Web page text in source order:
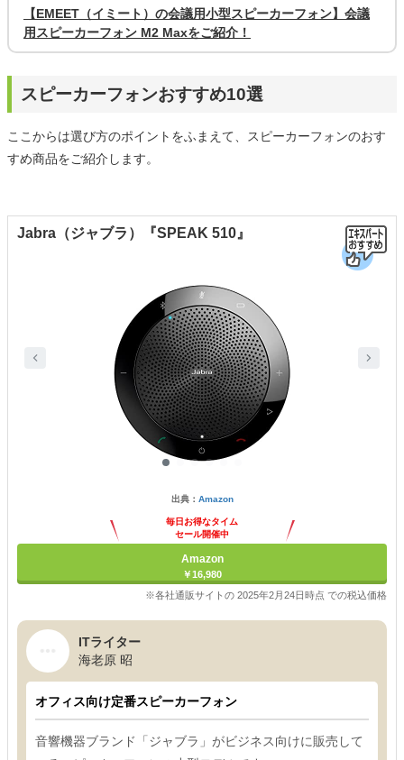
【EMEET（イミート）の会議用小型スピーカーフォン】会議
用スピーカーフォン M2 Maxをご紹介！
スピーカーフォンおすすめ10選
ここからは選び方のポイントをふまえて、スピーカーフォンのおす
すめ商品をご紹介します。
Jabra（ジャブラ）『SPEAK 510』
出典： Amazon
毎日お得なタイム
セール開催中
Amazon
￥16,980
※各社通販サイトの 2025年2月24日時点 での税込価格
ITライター
海老原 昭
オフィス向け定番スピーカーフォン
音響機器ブランド「ジャブラ」がビジネス向けに販売して